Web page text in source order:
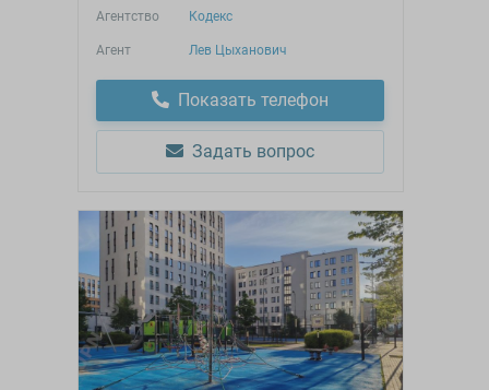
Агентство Кодекс
Агент Лев Цыханович
Показать телефон
Задать вопрос